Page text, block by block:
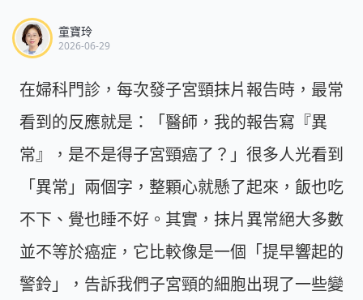
童寶玲
2026-06-29
在婦科門診，每次發子宮頸抹片報告時，最常
看到的反應就是：「醫師，我的報告寫『異
常』，是不是得子宮頸癌了？」很多人光看到
「異常」兩個字，整顆心就懸了起來，飯也吃
不下、覺也睡不好。其實，抹片異常絕大多數
並不等於癌症，它比較像是一個「提早響起的
警鈴」，告訴我們子宮頸的細胞出現了一些變